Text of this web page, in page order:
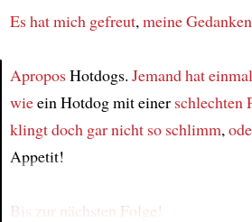
Article
Es hat mich gefreut,meine Gedanken
AproposHotdogs. Jemand hat
wieein Hotdog mit einer schlechten
klingt doch gar nicht so schlimm,
Appetit!
Bis zur nächsten Folge!